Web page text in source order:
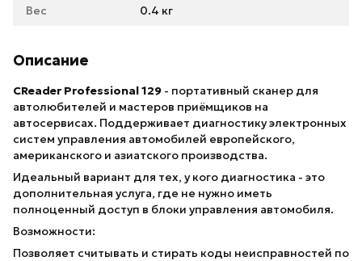
Вес 0.4 кг
Описание
CReader Professional 129 - портативный сканер для
автолюбителей и мастеров приёмщиков на
автосервисах. Поддерживает диагностику электронных
систем управления автомобилей европейского,
американского и азиатского производства.
Идеальный вариант для тех, у кого диагностика - это
дополнительная услуга, где не нужно иметь
полноценный доступ в блоки управления автомобиля.
Возможности:
Позволяет считывать и стирать коды неисправностей по